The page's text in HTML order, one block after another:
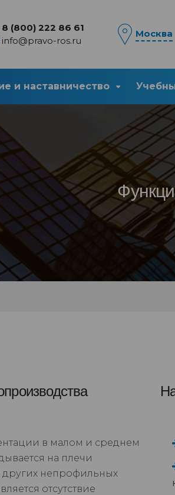
8 (800) 222 86 61
info@pravo-ros.ru
Москва
и наставничество
в малом и среднем
на плечи
других непрофильных
отсутствие